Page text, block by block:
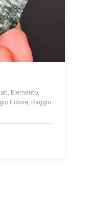
Elemento,
Colore, Raggio